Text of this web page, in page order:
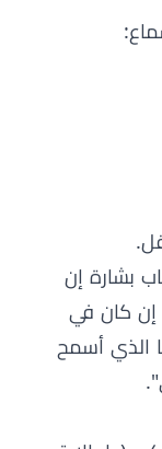
بشارة إن
إن كان في
الذي أسمح